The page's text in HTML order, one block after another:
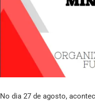
No dia 27 de agosto,